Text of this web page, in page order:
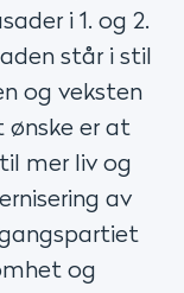
i 1. og 2.
står i stil
og veksten
ønske er at
mer liv og
av
og